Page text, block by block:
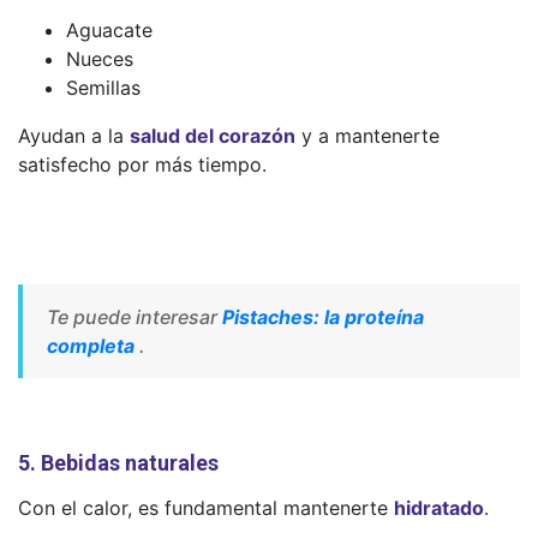
Aguacate
Nueces
Semillas
Ayudan a la salud del corazón y a mantenerte
satisfecho por más tiempo.
Te puede interesarPistaches: la proteína
completa .
5. Bebidas naturales
Con el calor, es fundamental mantenerte hidratado.